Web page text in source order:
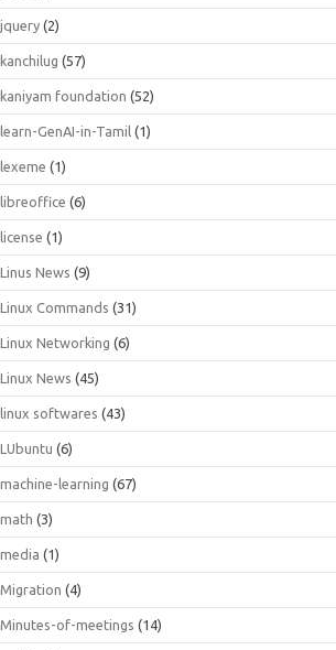
jquery (2)
kanchilug (57)
kaniyam foundation (52)
learn-GenAI-in-Tamil (1)
lexeme (1)
libreoffice (6)
license (1)
Linus News (9)
Linux Commands (31)
Linux Networking (6)
Linux News (45)
linux softwares (43)
LUbuntu (6)
machine-learning (67)
math (3)
media (1)
Migration (4)
Minutes-of-meetings (14)